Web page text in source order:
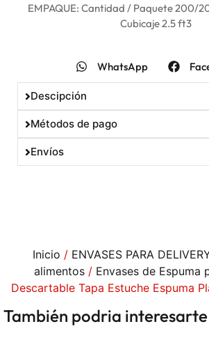
EMPAQUE: Cantidad / Paquete 200/
Cubicaje 2.5 ft3
WhatsApp
Descipción
Métodos de pago
Envíos
Inicio / ENVASES PARA
alimentos / Envases de Espuma
Descartable Tapa Estuche Espuma
También podria interesarte